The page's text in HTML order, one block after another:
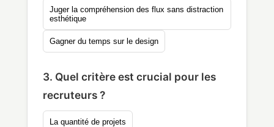
Juger la compréhension des flux sans distraction
esthétique
Gagner du temps sur le design
3. Quel critère est crucial pour les
recruteurs ?
La quantité de projets